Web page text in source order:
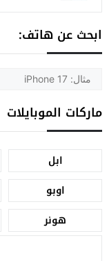
ابحث عن هاتف:
ماركات الموبايلات
ابل
اوبو
هونر